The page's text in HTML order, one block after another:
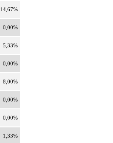
14,67%
0,00%
5,33%
0,00%
8,00%
0,00%
0,00%
1,33%